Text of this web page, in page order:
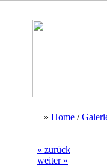
» Home /
« zurück
weiter »